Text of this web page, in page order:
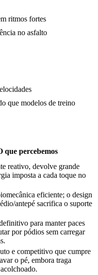
ritmos fortes
no asfalto
que modelos de treino
que percebemos
reativo, devolve grande
imposta a cada toque no
eficiente; o design
antepé sacrifica o suporte
para manter paces
por pódios sem carregar
e competitivo que cumpre
o pé, embora traga